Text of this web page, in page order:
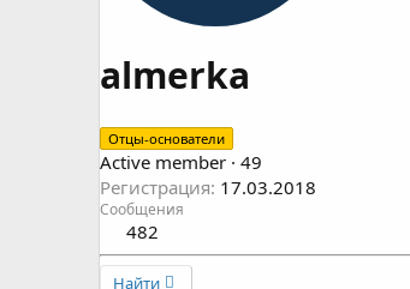
almerka
Отцы-основатели
Active member · 49
Регистрация 17.03.2018
Сообщения
482
Найти